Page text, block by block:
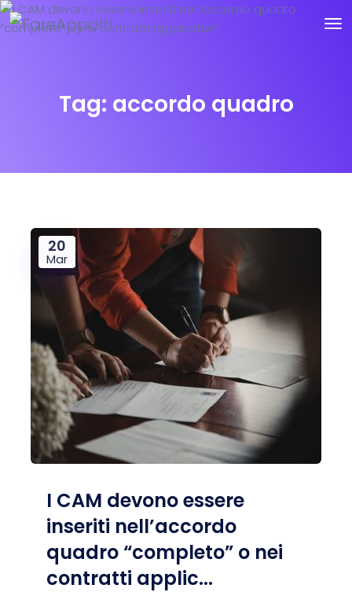
Tag: accordo quadro
20
Mar
I CAM devono essere
inseriti nell’accordo
quadro “completo” o nei
contratti applic...